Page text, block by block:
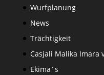
Wurfplanung
News
Trächtigkeit
Casjali Malika Imara
Ekima´s